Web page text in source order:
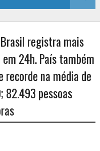
registra mais
24h. País também
recorde na média de
82.493 pessoas